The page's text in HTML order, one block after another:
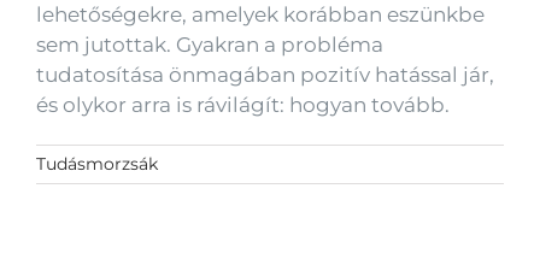
lehetőségekre, amelyek korábban eszünkbe
sem jutottak. Gyakran a probléma
tudatosítása önmagában pozitív hatással jár,
és olykor arra is rávilágít: hogyan tovább.
Tudásmorzsák